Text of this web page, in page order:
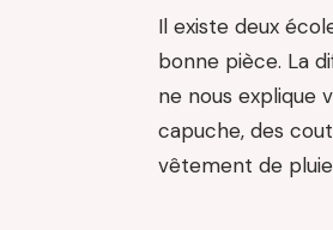
Il existe deux
bonne pièce. La
ne nous explique
capuche, des
vêtement de